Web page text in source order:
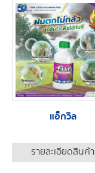
แอ็กวิล
รายละเอียดสินค้า